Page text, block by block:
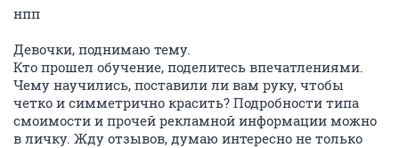
нпп
Девочки, поднимаю тему.
Кто прошел обучение, поделитесь впечатлениями.
Чему научились, поставили ли вам руку, чтобы
четко и симметрично красить? Подробности типа
смоимости и прочей рекламной информации можно
в личку. Жду отзывов, думаю интересно не только